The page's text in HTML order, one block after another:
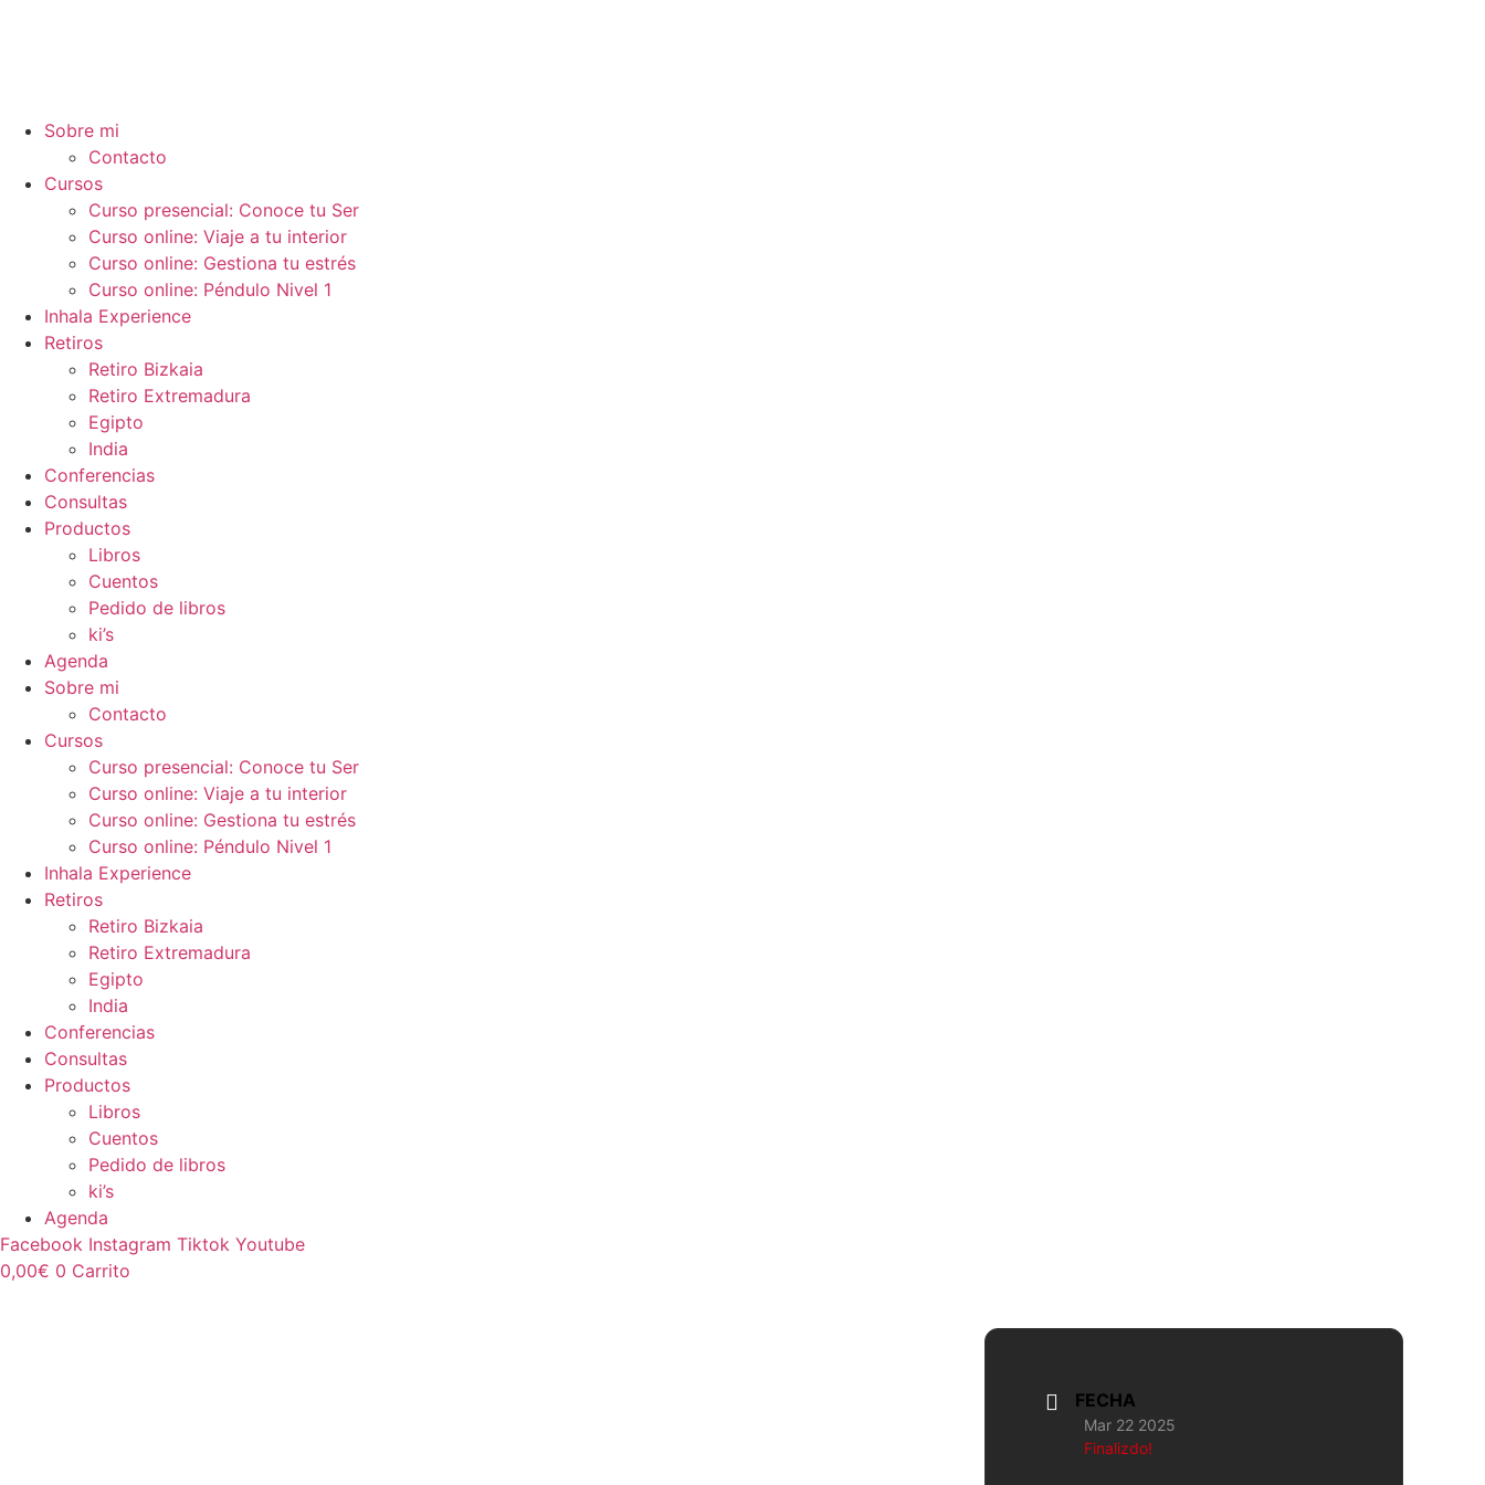
Sobre mi
Contacto
Cursos
Curso presencial: Conoce tu Ser
Curso online: Viaje a tu interior
Curso online: Gestiona tu estrés
Curso online: Péndulo Nivel 1
Inhala Experience
Retiros
Retiro Bizkaia
Retiro Extremadura
Egipto
India
Conferencias
Consultas
Productos
Libros
Cuentos
Pedido de libros
ki’s
Agenda
Sobre mi
Contacto
Cursos
Curso presencial: Conoce tu Ser
Curso online: Viaje a tu interior
Curso online: Gestiona tu estrés
Curso online: Péndulo Nivel 1
Inhala Experience
Retiros
Retiro Bizkaia
Retiro Extremadura
Egipto
India
Conferencias
Consultas
Productos
Libros
Cuentos
Pedido de libros
ki’s
Agenda
Facebook Instagram Tiktok Youtube
0,00€ 0 Carrito
FECHA
Mar 22 2025
Finalizdo!